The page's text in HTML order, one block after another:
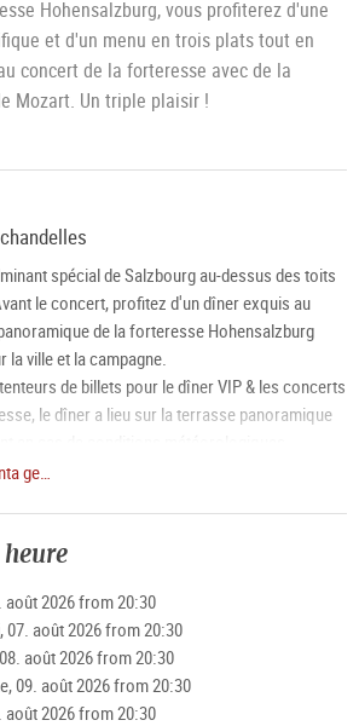
Hohensalzburg, vous profiterez d'une
et d'un menu en trois plats tout en
concert de la forteresse avec de la
Mozart. Un triple plaisir !
spécial de Salzbourg au-dessus des toits
le concert, profitez d'un dîner exquis au
de la forteresse Hohensalzburg
la ville et la campagne.
de billets pour le dîner VIP & les concerts
le dîner a lieu sur la terrasse panoramique
de Salzbourg et l'Orchestre de chambre
jouent pour vous dans les plus belles
forteresse les œuvres les plus populaires de
sur les toits de Salzbourg, avec une vue
et incomparable sur la ville de Mozart et ses
expérience concert d'exception.
ge…
août 2026 from 20:30
07. août 2026 from 20:30
août 2026 from 20:30
09. août 2026 from 20:30
août 2026 from 20:30